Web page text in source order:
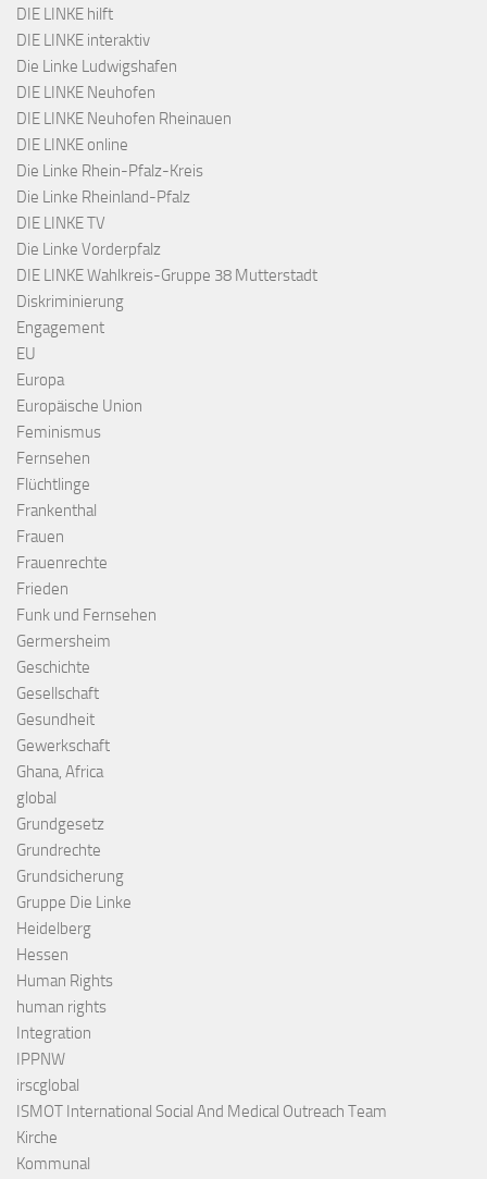
DIE LINKE hilft
DIE LINKE interaktiv
Die Linke Ludwigshafen
DIE LINKE Neuhofen
DIE LINKE Neuhofen Rheinauen
DIE LINKE online
Die Linke Rhein-Pfalz-Kreis
Die Linke Rheinland-Pfalz
DIE LINKE TV
Die Linke Vorderpfalz
DIE LINKE Wahlkreis-Gruppe 38 Mutterstadt
Diskriminierung
Engagement
EU
Europa
Europäische Union
Feminismus
Fernsehen
Flüchtlinge
Frankenthal
Frauen
Frauenrechte
Frieden
Funk und Fernsehen
Germersheim
Geschichte
Gesellschaft
Gesundheit
Gewerkschaft
Ghana, Africa
global
Grundgesetz
Grundrechte
Grundsicherung
Gruppe Die Linke
Heidelberg
Hessen
Human Rights
human rights
Integration
IPPNW
irscglobal
ISMOT International Social And Medical Outreach Team
Kirche
Kommunal